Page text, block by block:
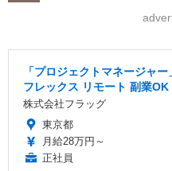
「プロジェクトマネージャ
フレックス リモート 副業OK
株式会社フラッグ
東京都
月給28万円～
正社員